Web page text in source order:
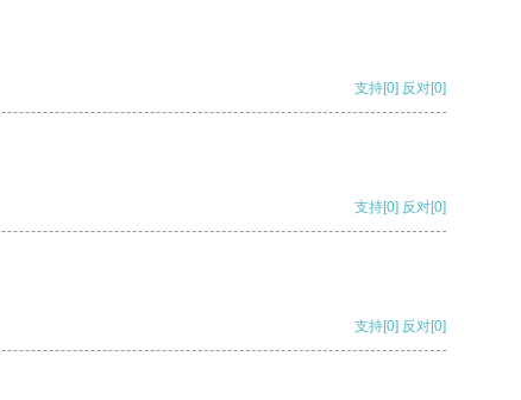
支持[0] 反对[0]
支持[0] 反对[0]
支持[0] 反对[0]